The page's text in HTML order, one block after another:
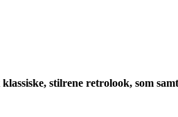
stilrene retrolook, som